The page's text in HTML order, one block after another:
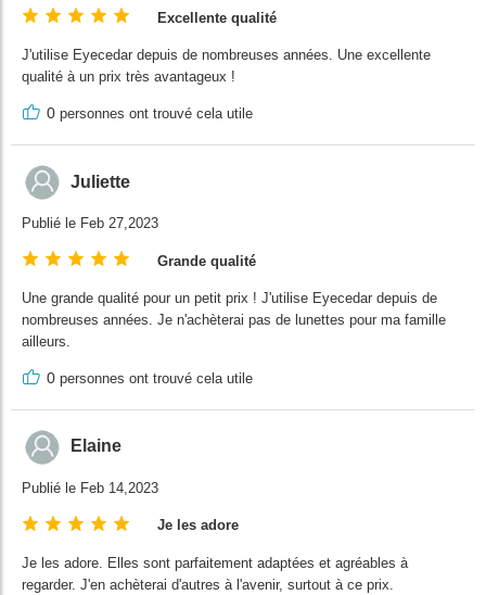
Excellente qualité
J'utilise Eyecedar depuis de nombreuses années. Une excellente
qualité à un prix très avantageux !
0 personnes ont trouvé cela utile
Juliette
Publié le Feb 27,2023
Grande qualité
Une grande qualité pour un petit prix ! J'utilise Eyecedar depuis de
nombreuses années. Je n'achèterai pas de lunettes pour ma famille
ailleurs.
0 personnes ont trouvé cela utile
Elaine
Publié le Feb 14,2023
Je les adore
Je les adore. Elles sont parfaitement adaptées et agréables à
regarder. J'en achèterai d'autres à l'avenir, surtout à ce prix.